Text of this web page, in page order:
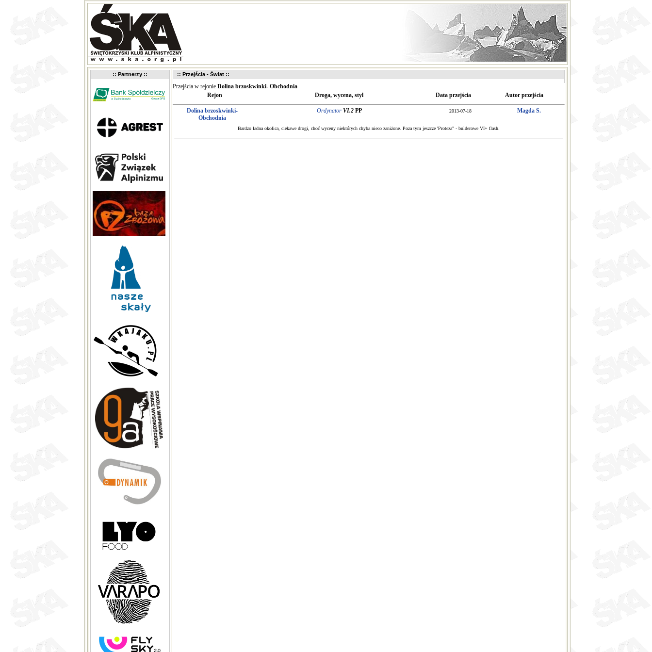
:: Partnerzy :: :: Przejścia - Świat ::
Przejścia w rejonie Dolina brzoskwinki- Obchodnia
Rejon
Droga, wycena, styl Data przejścia Autor przejścia
Dolina brzoskwinki-
Obchodnia
Ordynator VI.2 PP 2013-07-18 Magda S.
Bardzo ładna okolica, ciekawe drogi, choć wyceny niektórych chyba nieco zaniżone. Poza tym jeszcze 'Proteza" - bulderowe VI+ flash.